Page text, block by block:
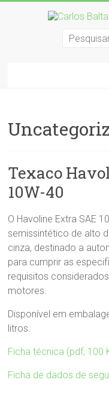
Texaco
10W-40
O Havoline Extra SAE
semissintético de alto
cinza, destinado a
para cumprir as
requisitos
motores.
Disponível em
litros.
Ficha técnica (pdf, 100
Ficha de dados de